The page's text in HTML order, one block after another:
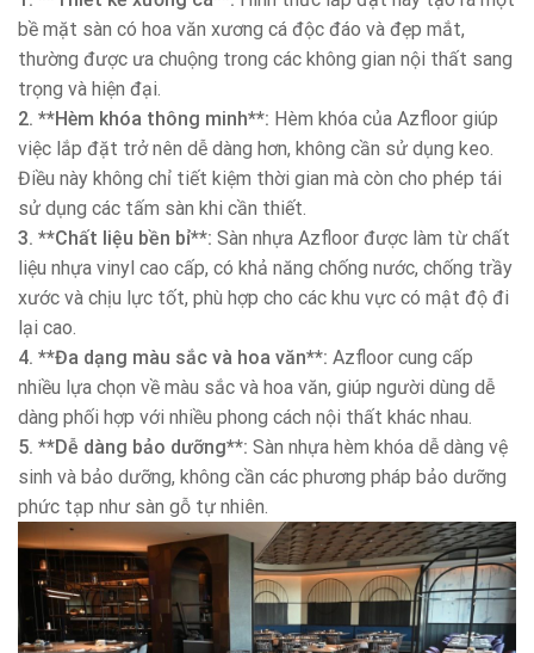
bề mặt sàn có hoa văn xương cá độc đáo và đẹp mắt,
thường được ưa chuộng trong các không gian nội thất sang
trọng và hiện đại.
2. **Hèm khóa thông minh**: Hèm khóa của Azfloor giúp
việc lắp đặt trở nên dễ dàng hơn, không cần sử dụng keo.
Điều này không chỉ tiết kiệm thời gian mà còn cho phép tái
sử dụng các tấm sàn khi cần thiết.
3. **Chất liệu bền bỉ**: Sàn nhựa Azfloor được làm từ chất
liệu nhựa vinyl cao cấp, có khả năng chống nước, chống trầy
xước và chịu lực tốt, phù hợp cho các khu vực có mật độ đi
lại cao.
4. **Đa dạng màu sắc và hoa văn**: Azfloor cung cấp
nhiều lựa chọn về màu sắc và hoa văn, giúp người dùng dễ
dàng phối hợp với nhiều phong cách nội thất khác nhau.
5. **Dễ dàng bảo dưỡng**: Sàn nhựa hèm khóa dễ dàng vệ
sinh và bảo dưỡng, không cần các phương pháp bảo dưỡng
phức tạp như sàn gỗ tự nhiên.